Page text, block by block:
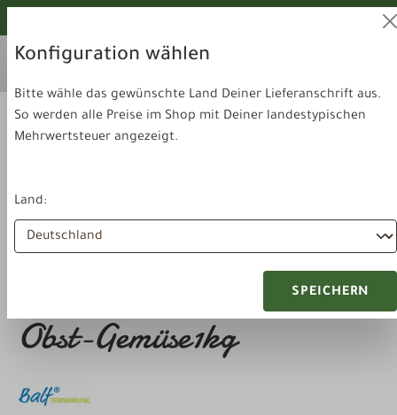
Ihr aktuelles Lieferland:
BALF Hundefutter Lamm
Obst-Gemüse1kg
Konfiguration wählen
Bitte wähle das gewünschte Land Deiner Lieferanschrift aus.
So werden alle Preise im Shop mit Deiner landestypischen
Mehrwertsteuer angezeigt.
Land:
SPEICHERN